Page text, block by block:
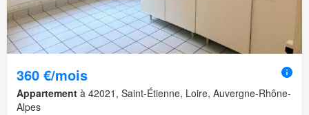
360 €/mois
Appartement à 42021, Saint-Étienne, Loire, Auvergne-Rhône-
Alpes